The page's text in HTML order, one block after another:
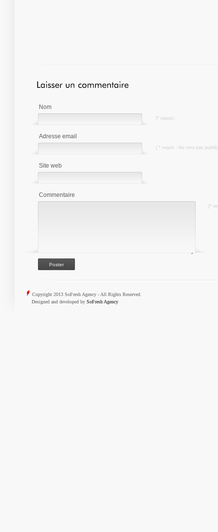
Nom
(* requis)
Adresse email
( * requis - Ne sera pas publié)
Site web
Commentaire
(*
Copyright 2013 SoFresh Agency - All Rights Reserved.
Designed and developed by SoFresh Agency